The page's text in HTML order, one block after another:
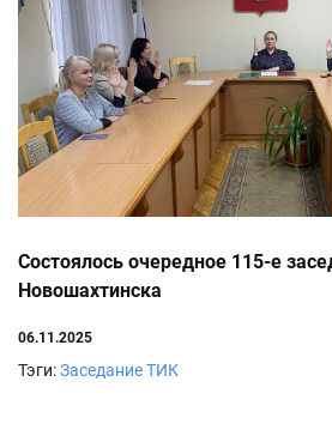
Состоялось очередное 115-е
Новошахтинска
06.11.2025
Тэги:Заседание ТИК